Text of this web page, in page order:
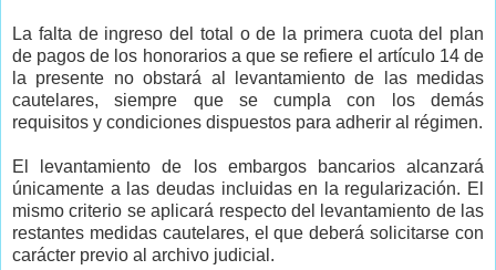
La falta de ingreso del total o de la primera cuota del plan
de pagos de los honorarios a que se refiere el artículo 14 de
la presente no obstará al levantamiento de las medidas
cautelares, siempre que se cumpla con los demás
requisitos y condiciones dispuestos para adherir al régimen.
El levantamiento de los embargos bancarios alcanzará
únicamente a las deudas incluidas en la regularización. El
mismo criterio se aplicará respecto del levantamiento de las
restantes medidas cautelares, el que deberá solicitarse con
carácter previo al archivo judicial.